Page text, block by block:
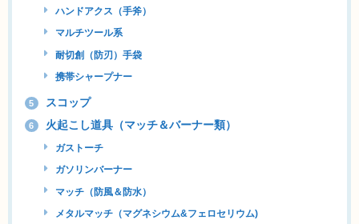
ハンドアクス（手斧）
マルチツール系
耐切創（防刃）手袋
携帯シャープナー
5 スコップ
6 火起こし道具（マッチ＆バーナー類）
ガストーチ
ガソリンバーナー
マッチ（防風＆防水）
メタルマッチ（マグネシウム&フェロセリウム)